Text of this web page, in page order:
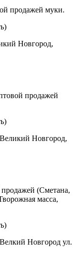
продажей муки.
Новгород,
продажей
Великий Новгород,
(Сметана,
масса,
Новгород ул.